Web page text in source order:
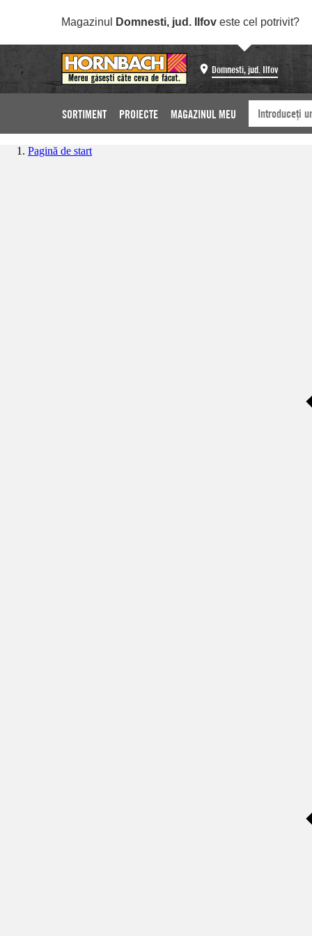
Magazinul Domnesti, jud. Ilfov este cel potrivit?
Domnesti, jud. Ilfov
SORTIMENT PROIECTE MAGAZINUL MEU
Pagină de start